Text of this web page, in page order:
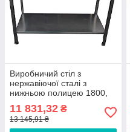
Виробничий стіл з
нержавіючої сталі з
нижньою полицею 1800,
11 831,32 ₴
13 145,91 ₴